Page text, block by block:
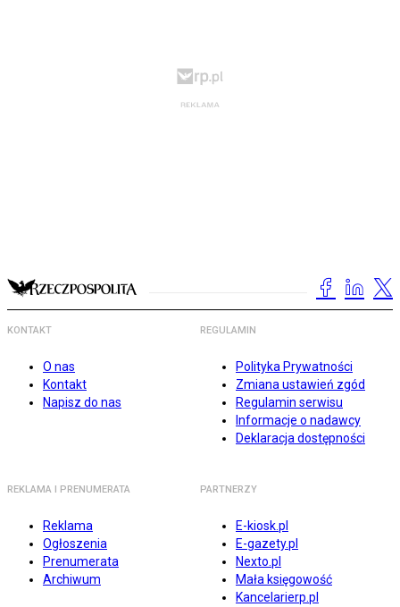
KONTAKT
O nas
Kontakt
Napisz do nas
REGULAMIN
Polityka Prywatności
Zmiana ustawień zgód
Regulamin serwisu
Informacje o nadawcy
Deklaracja dostępności
REKLAMA I PRENUMERATA
Reklama
Ogłoszenia
Prenumerata
Archiwum
PARTNERZY
E-kiosk.pl
E-gazety.pl
Nexto.pl
Mała księgowość
Kancelarierp.pl